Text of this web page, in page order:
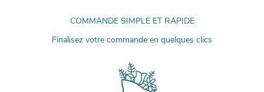
COMMANDE SIMPLE ET RAPIDE
Finalisez votre commande en quelques clics